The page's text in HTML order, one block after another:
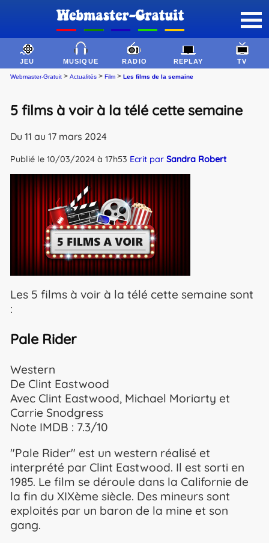
JEU MUSIQUE RADIO REPLAY TV
Webmaster-Gratuit > Actualités > Film > Les films de la semaine
5 films à voir à la télé cette semaine
Du 11 au 17 mars 2024
Publié le 10/03/2024 à 17h53 Ecrit par Sandra Robert
Les 5 films à voir à la télé cette semaine sont
:
Pale Rider
Western
De Clint Eastwood
Avec Clint Eastwood, Michael Moriarty et
Carrie Snodgress
Note IMDB : 7.3/10
"Pale Rider" est un western réalisé et
interprété par Clint Eastwood. Il est sorti en
1985. Le film se déroule dans la Californie de
la fin du XIXème siècle. Des mineurs sont
exploités par un baron de la mine et son
gang.